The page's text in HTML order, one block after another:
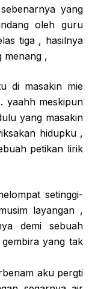
yang
oleh guru
tiga , hasilnya
menang ,
di masakin mie
yaahh meskipun
yang masakin
hidupku ,
petikan lirik
setinggi-
layangan ,
demi sebuah
yang tak
aku pergti